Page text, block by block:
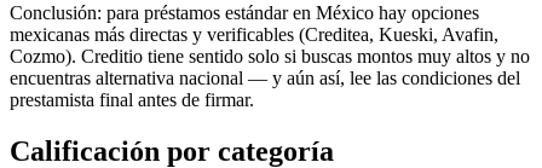
Conclusión: para préstamos estándar en México hay opciones
mexicanas más directas y verificables (Creditea, Kueski, Avafin,
Cozmo). Creditio tiene sentido solo si buscas montos muy altos y no
encuentras alternativa nacional — y aún así, lee las condiciones del
prestamista final antes de firmar.
Calificación por categoría